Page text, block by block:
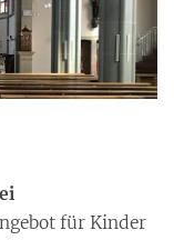
für Kinder